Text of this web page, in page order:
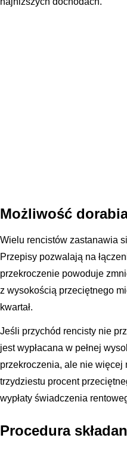
Możliwość
Wielu rencistów zastanawia
Przepisy pozwalają na
przekroczenie powoduje
z wysokością przeciętnego
kwartał.
Jeśli przychód rencisty nie
jest wypłacana w pełnej
przekroczenia, ale nie więcej
trzydziestu procent
wypłaty świadczenia
Procedura